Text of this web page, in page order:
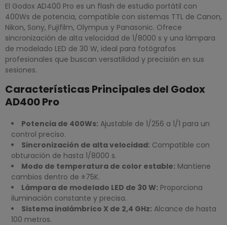
El Godox AD400 Pro es un flash de estudio portátil con
400Ws de potencia, compatible con sistemas TTL de Canon,
Nikon, Sony, Fujifilm, Olympus y Panasonic. Ofrece
sincronización de alta velocidad de 1/8000 s y una lámpara
de modelado LED de 30 W, ideal para fotógrafos
profesionales que buscan versatilidad y precisión en sus
sesiones.
Características Principales del Godox
AD400 Pro
Potencia de 400Ws: Ajustable de 1/256 a 1/1 para un
control preciso.
Sincronización de alta velocidad: Compatible con
obturación de hasta 1/8000 s.
Modo de temperatura de color estable: Mantiene
cambios dentro de ±75K.
Lámpara de modelado LED de 30 W: Proporciona
iluminación constante y precisa.
Sistema inalámbrico X de 2,4 GHz: Alcance de hasta
100 metros.